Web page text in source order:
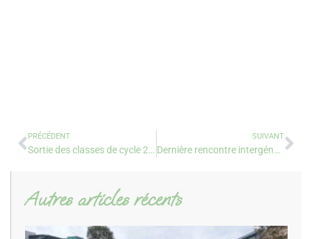
PRÉCÉDENT
Sortie des classes de cycle 2 avec l’association « Les Voiles S’en Mêlent ».
SUIVANT
Dernière rencontre intergénérationnelle à l’EHPAD Bernard Lesgourgues.
Autres articles récents